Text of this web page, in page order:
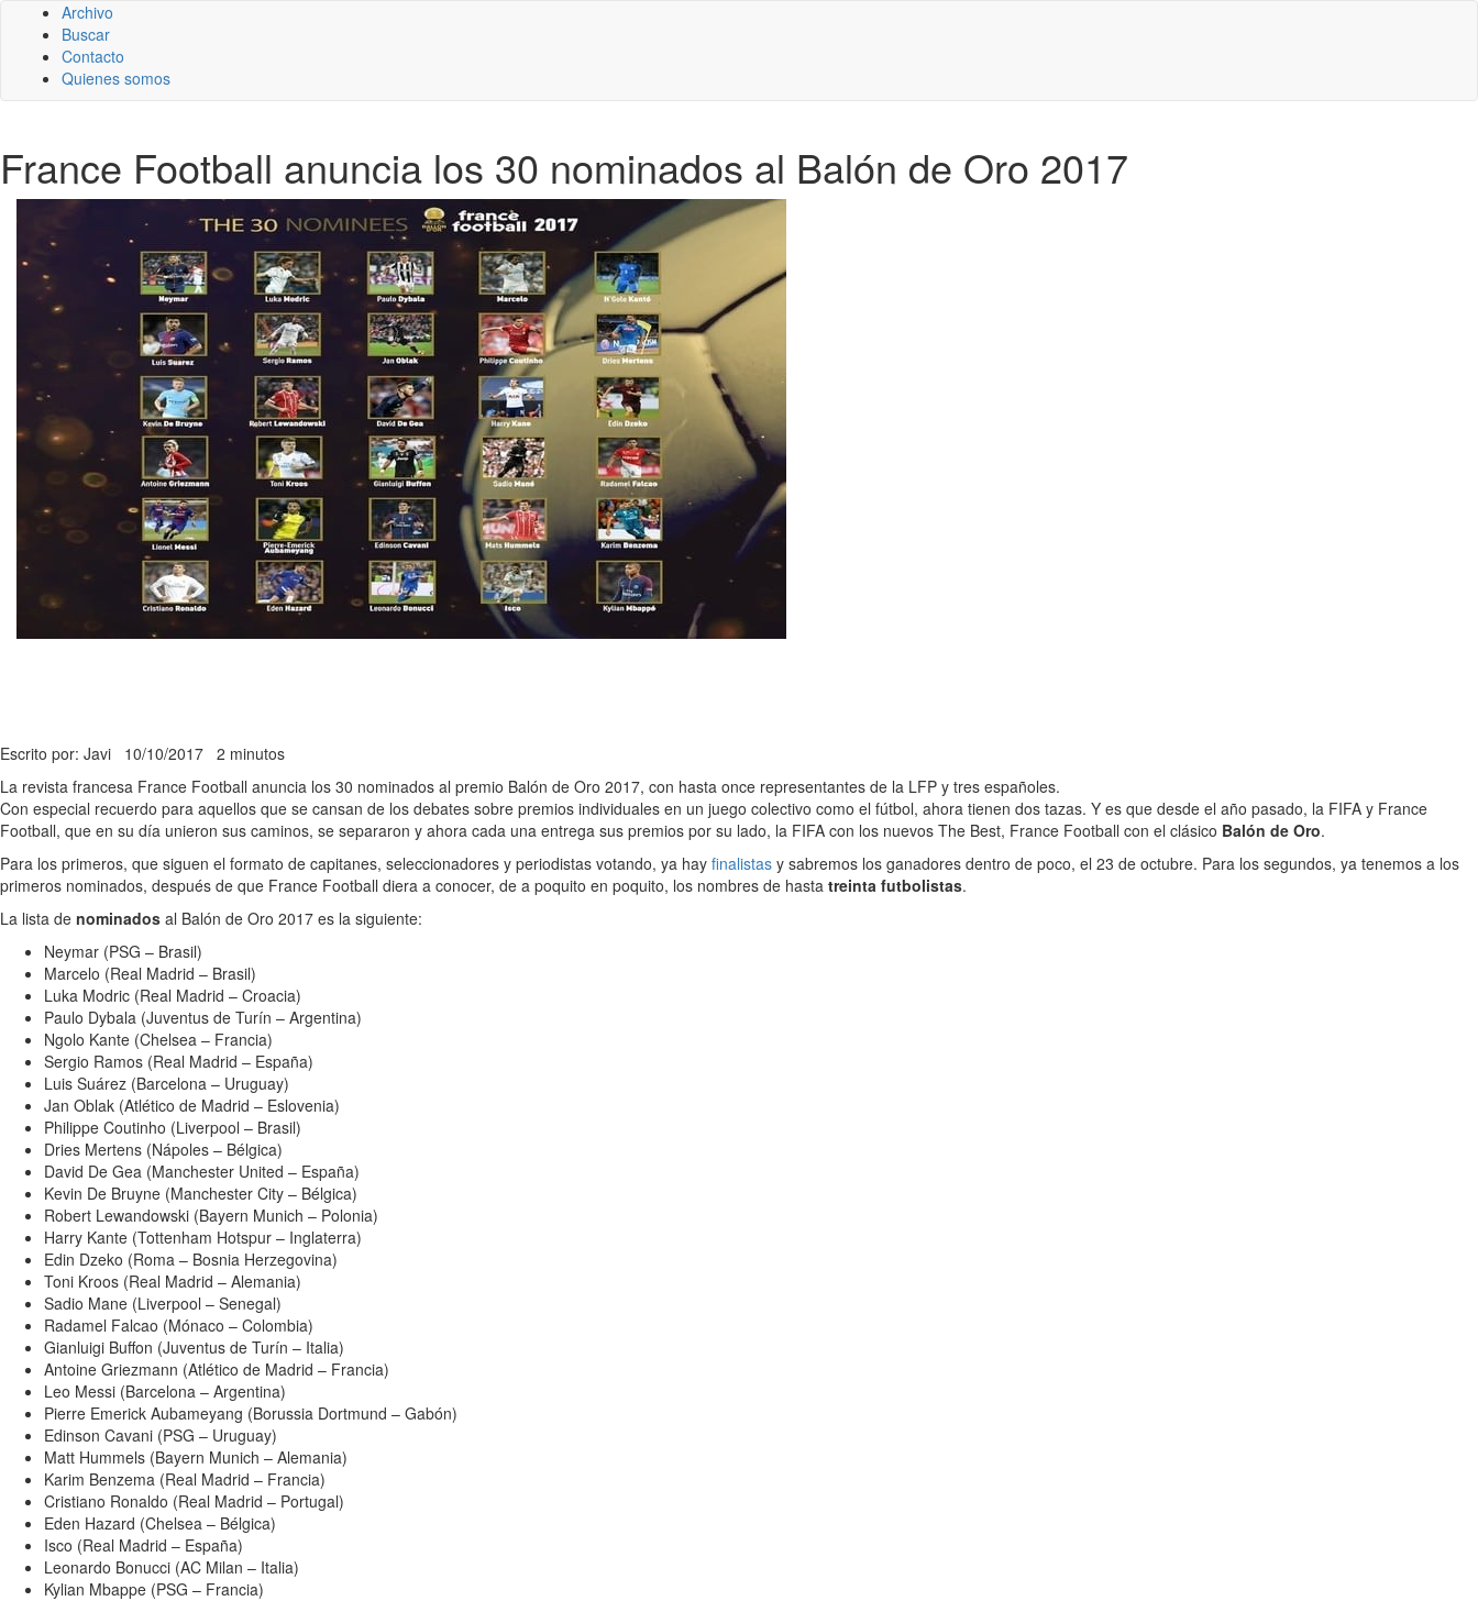
Archivo
Buscar
Contacto
Quienes somos
France Football anuncia los 30 nominados al Balón de Oro 2017
Escrito por: Javi 10/10/2017 2 minutos
La revista francesa France Football anuncia los 30 nominados al premio Balón de Oro 2017, con hasta once representantes de la LFP y tres españoles.
Con especial recuerdo para aquellos que se cansan de los debates sobre premios individuales en un juego colectivo como el fútbol, ahora tienen dos tazas. Y es que desde el año pasado, la FIFA y France
Football, que en su día unieron sus caminos, se separaron y ahora cada una entrega sus premios por su lado, la FIFA con los nuevos The Best, France Football con el clásico Balón de Oro.
Para los primeros, que siguen el formato de capitanes, seleccionadores y periodistas votando, ya hay finalistas y sabremos los ganadores dentro de poco, el 23 de octubre. Para los segundos, ya tenemos a los
primeros nominados, después de que France Football diera a conocer, de a poquito en poquito, los nombres de hasta treinta futbolistas.
La lista de nominados al Balón de Oro 2017 es la siguiente:
Neymar (PSG – Brasil)
Marcelo (Real Madrid – Brasil)
Luka Modric (Real Madrid – Croacia)
Paulo Dybala (Juventus de Turín – Argentina)
Ngolo Kante (Chelsea – Francia)
Sergio Ramos (Real Madrid – España)
Luis Suárez (Barcelona – Uruguay)
Jan Oblak (Atlético de Madrid – Eslovenia)
Philippe Coutinho (Liverpool – Brasil)
Dries Mertens (Nápoles – Bélgica)
David De Gea (Manchester United – España)
Kevin De Bruyne (Manchester City – Bélgica)
Robert Lewandowski (Bayern Munich – Polonia)
Harry Kante (Tottenham Hotspur – Inglaterra)
Edin Dzeko (Roma – Bosnia Herzegovina)
Toni Kroos (Real Madrid – Alemania)
Sadio Mane (Liverpool – Senegal)
Radamel Falcao (Mónaco – Colombia)
Gianluigi Buffon (Juventus de Turín – Italia)
Antoine Griezmann (Atlético de Madrid – Francia)
Leo Messi (Barcelona – Argentina)
Pierre Emerick Aubameyang (Borussia Dortmund – Gabón)
Edinson Cavani (PSG – Uruguay)
Matt Hummels (Bayern Munich – Alemania)
Karim Benzema (Real Madrid – Francia)
Cristiano Ronaldo (Real Madrid – Portugal)
Eden Hazard (Chelsea – Bélgica)
Isco (Real Madrid – España)
Leonardo Bonucci (AC Milan – Italia)
Kylian Mbappe (PSG – Francia)